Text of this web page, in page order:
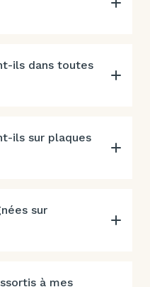
ils dans toutes
ils sur plaques
sur
à mes